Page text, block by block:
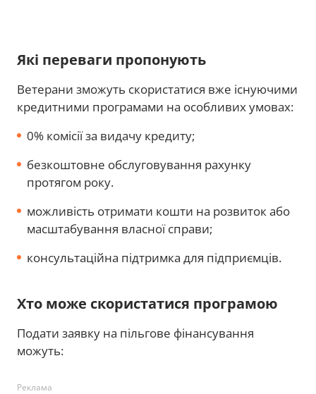
Які переваги пропонують
Ветерани зможуть скористатися вже існуючими
кредитними програмами на особливих умовах:
0% комісії за видачу кредиту;
безкоштовне обслуговування рахунку
протягом року.
можливість отримати кошти на розвиток або
масштабування власної справи;
консультаційна підтримка для підприємців.
Хто може скористатися програмою
Подати заявку на пільгове фінансування
можуть:
Реклама